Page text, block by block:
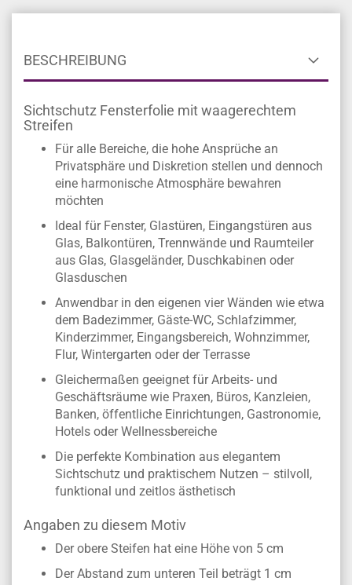
BESCHREIBUNG
Sichtschutz Fensterfolie mit waagerechtem
Streifen
Für alle Bereiche, die hohe Ansprüche an
Privatsphäre und Diskretion stellen und dennoch
eine harmonische Atmosphäre bewahren
möchten
Ideal für Fenster, Glastüren, Eingangstüren aus
Glas, Balkontüren, Trennwände und Raumteiler
aus Glas, Glasgeländer, Duschkabinen oder
Glasduschen
Anwendbar in den eigenen vier Wänden wie etwa
dem Badezimmer, Gäste-WC, Schlafzimmer,
Kinderzimmer, Eingangsbereich, Wohnzimmer,
Flur, Wintergarten oder der Terrasse
Gleichermaßen geeignet für Arbeits- und
Geschäftsräume wie Praxen, Büros, Kanzleien,
Banken, öffentliche Einrichtungen, Gastronomie,
Hotels oder Wellnessbereiche
Die perfekte Kombination aus elegantem
Sichtschutz und praktischem Nutzen – stilvoll,
funktional und zeitlos ästhetisch
Angaben zu diesem Motiv
Der obere Steifen hat eine Höhe von 5 cm
Der Abstand zum unteren Teil beträgt 1 cm